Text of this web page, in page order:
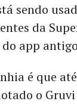
sendo
da
app
é que
o Gruvi